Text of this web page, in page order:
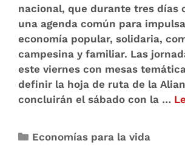
nacional, que durante tres días
una agenda común para
economía popular, solidaria,
campesina y familiar. Las
este viernes con mesas
definir la hoja de ruta de la
concluirán el sábado con la …
Economías para la vida